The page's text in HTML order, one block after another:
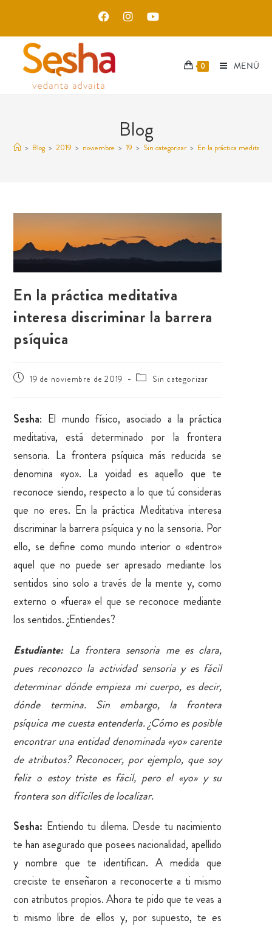
0 MENÚ
Blog
> Blog > 2019 > noviembre > 19 > Sin categorizar > En la práctica
En la práctica meditativa
interesa discriminar la barrera
psíquica
19 de noviembre de 2019 Sin categorizar
Sesha: El mundo físico, asociado a la práctica
meditativa, está determinado por la frontera
sensoria. La frontera psíquica más reducida se
denomina «yo». La yoidad es aquello que te
reconoce siendo, respecto a lo que tú consideras
que no eres. En la práctica Meditativa interesa
discriminar la barrera psíquica y no la sensoria. Por
ello, se define como mundo interior o «dentro»
aquel que no puede ser apresado mediante los
sentidos sino solo a través de la mente y, como
externo o «fuera» el que se reconoce mediante
los sentidos. ¿Entiendes?
Estudiante: La frontera sensoria me es clara,
pues reconozco la actividad sensoria y es fácil
determinar dónde empieza mi cuerpo, es decir,
dónde termina. Sin embargo, la frontera
psíquica me cuesta entenderla. ¿Cómo es posible
encontrar una entidad denominada «yo» carente
de atributos? Reconocer, por ejemplo, que soy
feliz o estoy triste es fácil, pero el «yo» y su
frontera son difíciles de localizar.
Sesha: Entiendo tu dilema. Desde tu nacimiento
te han asegurado que posees nacionalidad, apellido
y nombre que te identifican. A medida que
creciste te enseñaron a reconocerte a ti mismo
con atributos propios. Ahora te pido que te veas a
ti mismo libre de ellos y, por supuesto, te es